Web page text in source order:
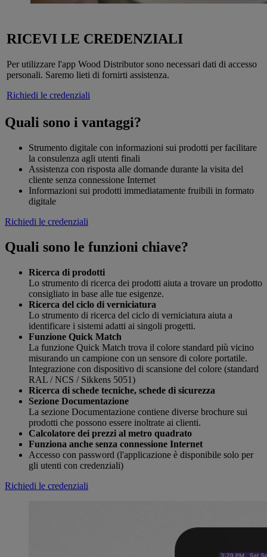
RICEVI LE CREDENZIALI
Per utilizzare l'app Wood Distributor sono necessari dati di accesso
personali. Saremo lieti di fornirti assistenza.
Richiedi le credenziali
Quali sono i vantaggi?
Strumento digitale con informazioni sui prodotti per facilitare
la consulenza agli utenti finali
Assistenza con risposta alle domande durante la visita del
cliente senza connessione Internet
Informazioni sui prodotti immediatamente fruibili in formato
digitale
Richiedi le credenziali
Quali sono le funzioni chiave?
Ricerca di prodotti
Lo strumento di ricerca dei prodotti aiuta a trovare un prodotto
consigliato in base alle tue esigenze.
Ricerca del ciclo di verniciatura
Lo strumento di ricerca del ciclo di verniciatura aiuta a
identificare i sistemi adatti ai singoli progetti.
Funzione Quick Match
La funzione Quick Match trova il colore standard più vicino
misurando un campione con un sensore di colore portatile.
Integrazione con dispositivo di scansione del colore (standard
RAL / NCS / Sikkens 5051)
Ricerca di schede tecniche, schede di sicurezza
Sezione Documentazione
La sezione Documentazione contiene diverse brochure sui
prodotti che possono essere inoltrate ai clienti.
Calcolatore dei prezzi al metro quadrato
Funziona anche senza connessione Internet
Accesso con password (l'applicazione è disponibile solo per
gli utenti con credenziali)
Richiedi le credenziali